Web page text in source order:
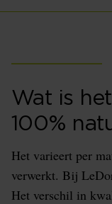
Wat is
100%
Het varieert per
verwerkt. Bij
Het verschil in